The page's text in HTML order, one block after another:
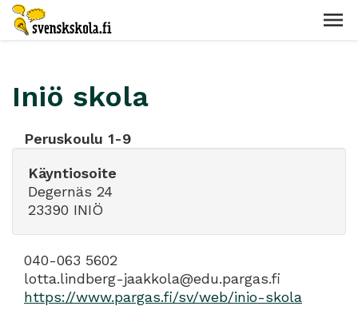
Iniö skola
Peruskoulu 1-9
Käyntiosoite
Degernäs 24
23390 INIÖ
040-063 5602
lotta.lindberg-jaakkola@edu.pargas.fi
https://www.pargas.fi/sv/web/inio-skola